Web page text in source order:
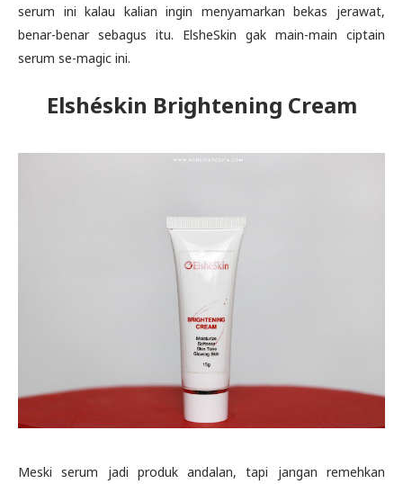
serum ini kalau kalian ingin menyamarkan bekas jerawat,
benar-benar sebagus itu. ElsheSkin gak main-main ciptain
serum se-magic ini.
Elshéskin Brightening Cream
Meski serum jadi produk andalan, tapi jangan remehkan